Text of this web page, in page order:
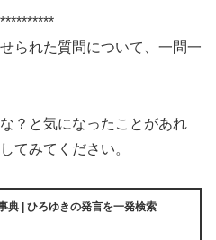
られた質問について、一問一
？と気になったことがあれ
てみてください。
典 | ひろゆきの発言を一発検索